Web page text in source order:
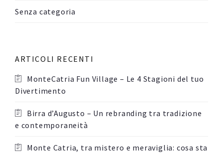
Senza categoria
ARTICOLI RECENTI
MonteCatria Fun Village – Le 4 Stagioni del tuo
Divertimento
Birra d’Augusto – Un rebranding tra tradizione
e contemporaneità
Monte Catria, tra mistero e meraviglia: cosa sta